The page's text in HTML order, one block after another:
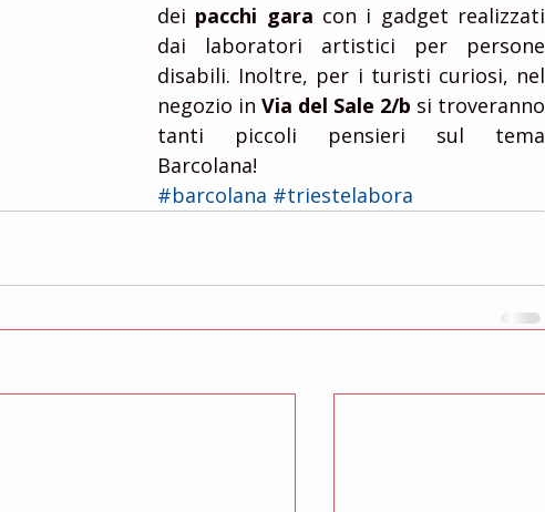
dei pacchi gara con i gadget realizzati
dai laboratori artistici per persone
disabili. Inoltre, per i turisti curiosi, nel
negozio in Via del Sale 2/b si troveranno
tanti piccoli pensieri sul tema
Barcolana!
#barcolana #triestelabora